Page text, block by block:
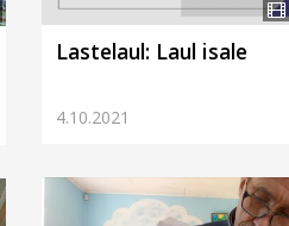
Lastelaul: Laul isale
4.10.2021